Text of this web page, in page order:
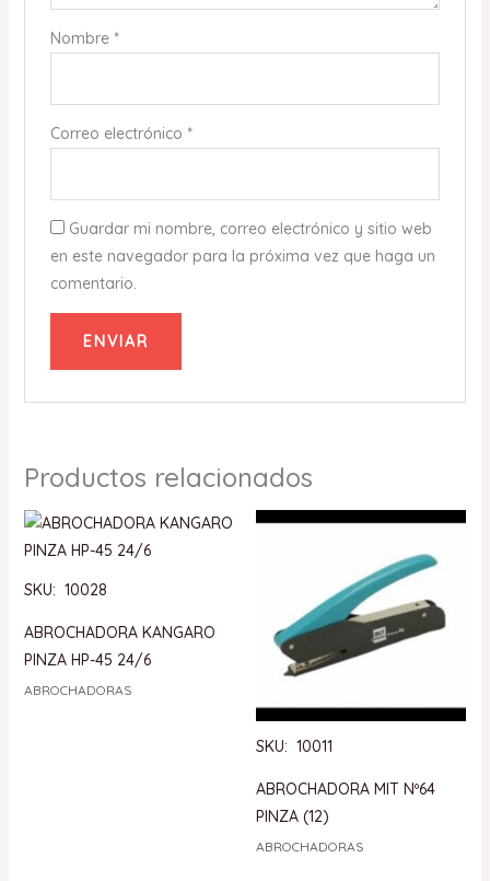
Nombre *
Correo electrónico *
Guardar mi nombre, correo electrónico y sitio web
en este navegador para la próxima vez que haga un
comentario.
Productos relacionados
SKU: 10028
ABROCHADORA KANGARO
PINZA HP-45 24/6
ABROCHADORAS
SKU: 10011
ABROCHADORA MIT Nº64
PINZA (12)
ABROCHADORAS